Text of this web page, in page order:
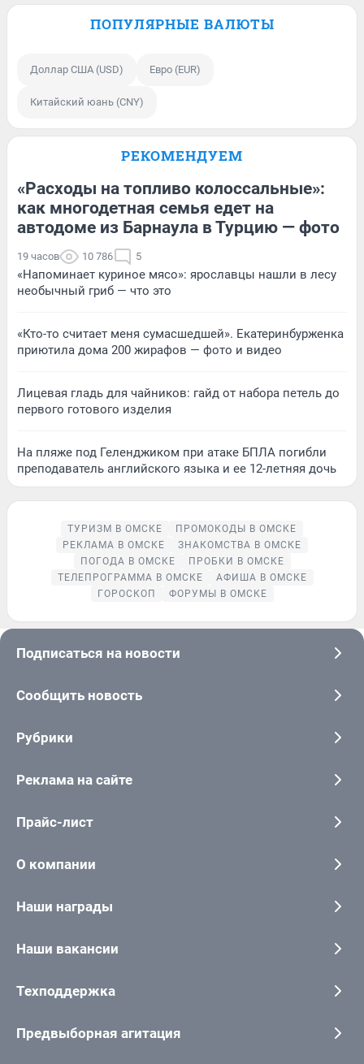
ПОПУЛЯРНЫЕ ВАЛЮТЫ
Доллар США (USD) Евро (EUR)
Китайский юань (CNY)
РЕКОМЕНДУЕМ
«Расходы на топливо колоссальные»:
как многодетная семья едет на
автодоме из Барнаула в Турцию — фото
19 часов 10 786 5
«Напоминает куриное мясо»: ярославцы нашли в лесу
необычный гриб — что это
«Кто-то считает меня сумасшедшей». Екатеринбурженка
приютила дома 200 жирафов — фото и видео
Лицевая гладь для чайников: гайд от набора петель до
первого готового изделия
На пляже под Геленджиком при атаке БПЛА погибли
преподаватель английского языка и ее 12-летняя дочь
ТУРИЗМ В ОМСКЕ
ПРОМОКОДЫ В ОМСКЕ
РЕКЛАМА В ОМСКЕ
ЗНАКОМСТВА В ОМСКЕ
ПОГОДА В ОМСКЕ
ПРОБКИ В ОМСКЕ
ТЕЛЕПРОГРАММА В ОМСКЕ
АФИША В ОМСКЕ
ГОРОСКОП
ФОРУМЫ В ОМСКЕ
Подписаться на новости
Сообщить новость
Рубрики
Реклама на сайте
Прайс-лист
О компании
Наши награды
Наши вакансии
Техподдержка
Предвыборная агитация